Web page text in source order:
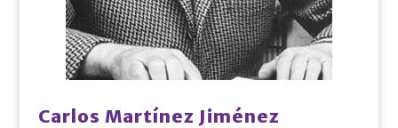
Carlos Martínez Jiménez